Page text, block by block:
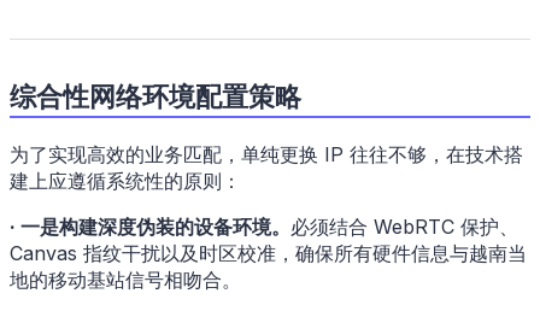
综合性网络环境配置策略
为了实现高效的业务匹配，单纯更换 IP 往往不够，在技术搭
建上应遵循系统性的原则：
· 一是构建深度伪装的设备环境。 必须结合 WebRTC 保护、
Canvas 指纹干扰以及时区校准，确保所有硬件信息与越南当
地的移动基站信号相吻合。